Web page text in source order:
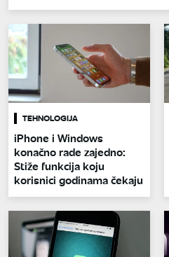
TEHNOLOGIJA
iPhone i Windows
konačno rade zajedno:
Stiže funkcija koju
korisnici godinama čekaju